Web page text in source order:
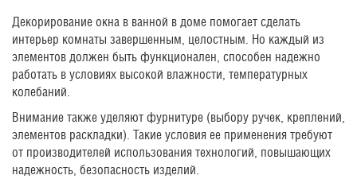
Декорирование окна в ванной в доме помогает сделать
интерьер комнаты завершенным, целостным. Но каждый из
элементов должен быть функционален, способен надежно
работать в условиях высокой влажности, температурных
колебаний.
Внимание также уделяют фурнитуре (выбору ручек, креплений,
элементов раскладки). Такие условия ее применения требуют
от производителей использования технологий, повышающих
надежность, безопасность изделий.